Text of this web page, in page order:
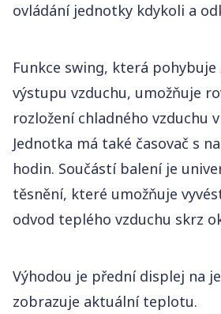
ovládání jednotky kdykoli a
Funkce swing, která pohybuje
výstupu vzduchu, umožňuje
rozložení chladného vzduchu
Jednotka má také časovač s
hodin. Součástí balení je
těsnění, které umožňuje
odvod teplého vzduchu skrz
Výhodou je přední displej na
zobrazuje aktuální teplotu.